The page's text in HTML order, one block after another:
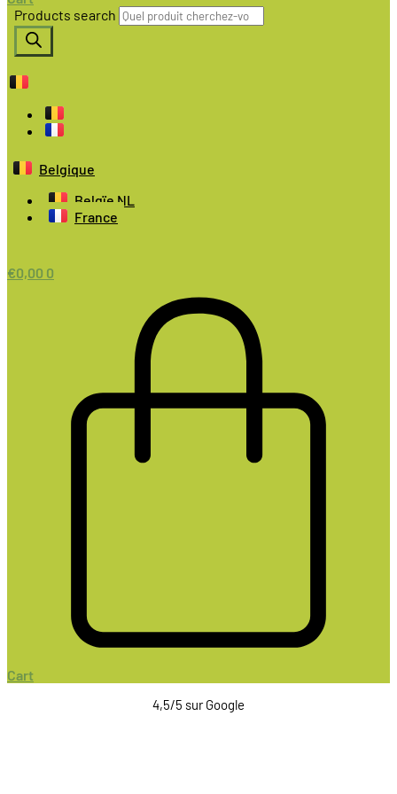
Products search
Belgique
Belgïe NL
France
€0,00 0
Cart
4,5/5 sur Google